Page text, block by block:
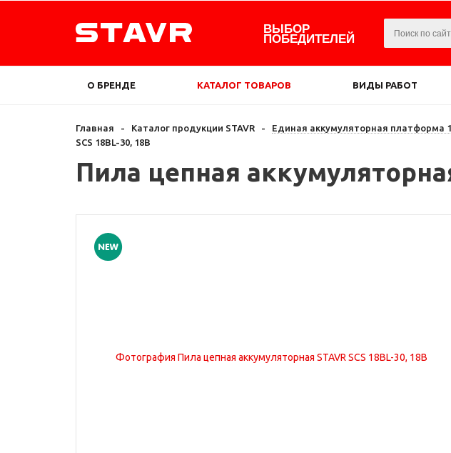
ВЫБОР
ПОБЕДИТЕЛЕЙ
О БРЕНДЕ КАТАЛОГ ТОВАРОВ ВИДЫ РАБОТ
Главная - Каталог продукции STAVR - Единая аккумуляторная платформа
SCS 18BL-30, 18В
Пила цепная